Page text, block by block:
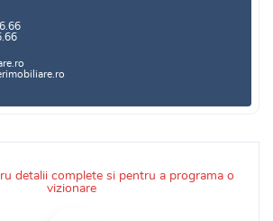
detalii complete si pentru a programa o
vizionare